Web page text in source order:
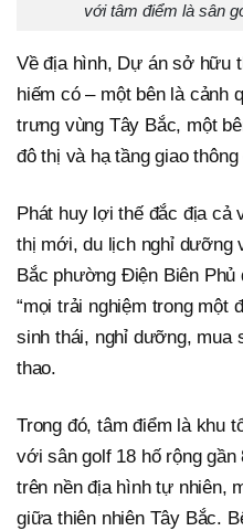
với tâm điểm là sân
Về địa hình, Dự án sở hữu
hiếm có – một bên là cảnh
trưng vùng Tây Bắc, một
đô thị và hạ tầng giao
Phát huy lợi thế đắc địa cả
thị mới, du lịch nghỉ dưỡng
Bắc phường Điện Biên
“mọi trải nghiệm trong một
sinh thái, nghỉ dưỡng, mua
thao.
Trong đó, tâm điểm là khu
với sân golf 18 hố rộng
trên nền địa hình tự nhiên,
giữa thiên nhiên Tây Bắc.